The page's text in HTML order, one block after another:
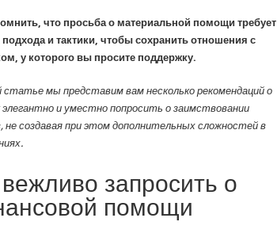
что просьба о материальной помощи требует
подхода и тактики, чтобы сохранить отношения с
у которого вы просите поддержку.
статье мы представим вам несколько рекомендаций о
и уместно попросить о заимствовании
не создавая при этом дополнительных сложностей в
запросить о
помощи